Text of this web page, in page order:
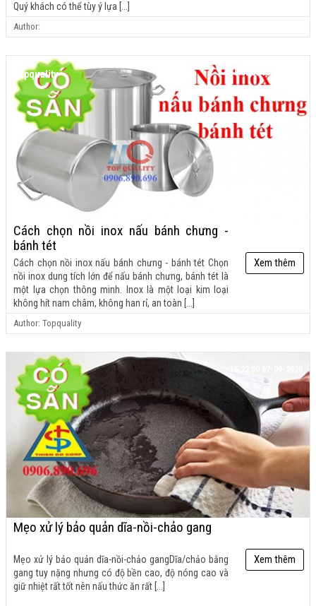
Quý khách có thể tùy ý lựa [...]
Author:
Topquality 15:49:00 16-11-2023
Cách chọn nồi inox nấu bánh chưng -
bánh tét
Cách chọn nồi inox nấu bánh chưng - bánh tét Chọn
nồi inox dung tích lớn để nấu bánh chưng, bánh tét là
một lựa chọn thông minh. Inox là một loại kim loại
không hít nam châm, không han rỉ, an toàn [...]
Xem thêm
Author: Topquality
Mẹo xử lý bảo quản dĩa-nồi-chảo gang
Mẹo xử lý bảo quản dĩa-nồi-chảo gang ​Dĩa/chảo bằng
gang tuy nặng nhưng có độ bền cao, độ nóng cao và
giữ nhiệt rất tốt nên nấu thức ăn rất [...]
Xem thêm